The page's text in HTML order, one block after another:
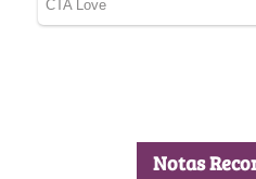
Notas